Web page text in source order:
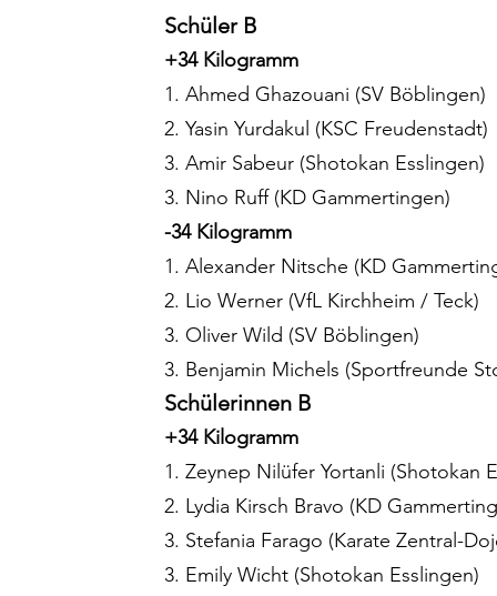
Schüler B
+34 Kilogramm
1. Ahmed Ghazouani (SV Böblingen)
2. Yasin Yurdakul (KSC Freudenstadt)
3. Amir Sabeur (Shotokan Esslingen)
3. Nino Ruff (KD Gammertingen)
-34 Kilogramm
1. Alexander Nitsche (KD
2. Lio Werner (VfL Kirchheim / Teck)
3. Oliver Wild (SV Böblingen)
3. Benjamin Michels (Sportfreunde
Schülerinnen B
+34 Kilogramm
1. Zeynep Nilüfer Yortanli (Shotokan
2. Lydia Kirsch Bravo (KD
3. Stefania Farago (Karate Zentral-
3. Emily Wicht (Shotokan Esslingen)